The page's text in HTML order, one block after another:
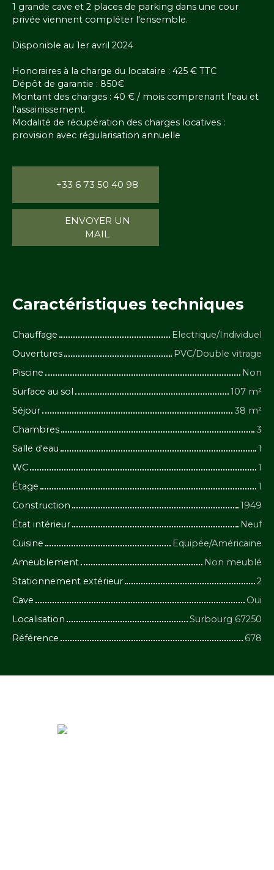
1 grande cave et 2 places de parking dans une cour
privée viennent compléter l'ensemble.
Disponible au 1er avril 2024
Honoraires à la charge du locataire : 425 € TTC
Dépôt de garantie : 850€
Montant des charges : 40 € / mois comprenant l'eau et
l'assainissement.
Modalité de récupération des charges locatives :
provision avec régularisation annuelle
+33 6 73 50 40 98
ENVOYER UN
MAIL
Caractéristiques techniques
Chauffage
Electrique/Individuel
Ouvertures
PVC/Double vitrage
Piscine
Non
Surface au sol
107 m²
Séjour
38 m²
Chambres
3
Salle d'eau
1
WC
1
Étage
1
Construction
1949
État intérieur
Neuf
Cuisine
Equipée/Américaine
Ameublement
Non meublé
Stationnement extérieur
2
Cave
Oui
Localisation
Surbourg 67250
Référence
678